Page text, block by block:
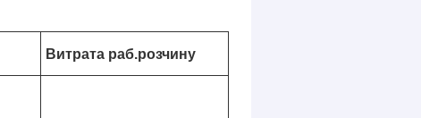
Витрата раб.розчину